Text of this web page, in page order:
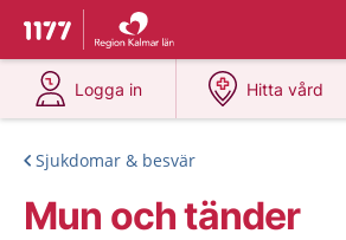
Till startsidan för 1177
Du har valt region
Logga in
på 1177.se
Hitta vård
på 1177.se
Sjukdomar & besvär
Mun och tänder